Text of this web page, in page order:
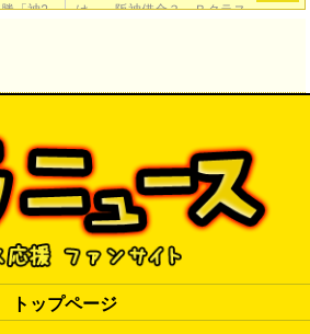
「神2-
は。」阪神借金３、Ｂクラス
トップページ